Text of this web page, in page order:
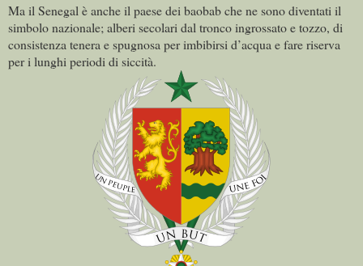
Ma il Senegal è anche il paese dei baobab che ne sono diventati il
simbolo nazionale; alberi secolari dal tronco ingrossato e tozzo, di
consistenza tenera e spugnosa per imbibirsi d’acqua e fare riserva
per i lunghi periodi di siccità.